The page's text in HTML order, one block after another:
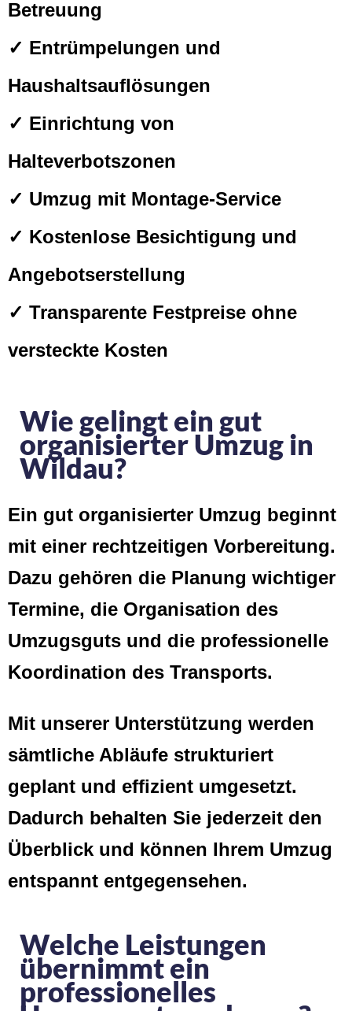
Betreuung
✓ Entrümpelungen und
Haushaltsauflösungen
✓ Einrichtung von
Halteverbotszonen
✓ Umzug mit Montage-Service
✓ Kostenlose Besichtigung und
Angebotserstellung
✓ Transparente Festpreise ohne
versteckte Kosten
Wie gelingt ein gut
organisierter Umzug in
Wildau?
Ein gut organisierter Umzug beginnt
mit einer rechtzeitigen Vorbereitung.
Dazu gehören die Planung wichtiger
Termine, die Organisation des
Umzugsguts und die professionelle
Koordination des Transports.
Mit unserer Unterstützung werden
sämtliche Abläufe strukturiert
geplant und effizient umgesetzt.
Dadurch behalten Sie jederzeit den
Überblick und können Ihrem Umzug
entspannt entgegensehen.
Welche Leistungen
übernimmt ein
professionelles